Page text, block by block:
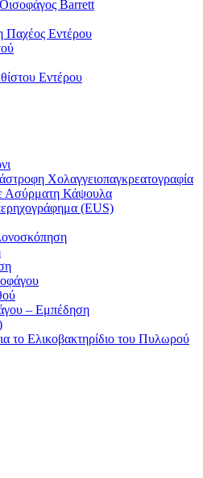
Barrett
Εντέρου
Εντέρου
Χολαγγειοπαγκρεατογραφία
Ασύρματη Κάψουλα
(EUS)
– Εμπέδηση
το Ελικοβακτηρίδιο του Πυλωρού